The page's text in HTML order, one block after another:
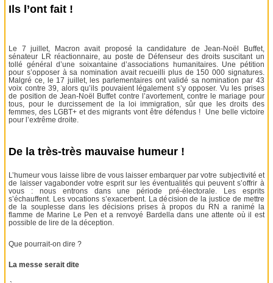
Ils l’ont fait !
Le 7 juillet, Macron avait proposé la candidature de Jean-Noël Buffet,
sénateur LR réactionnaire, au poste de Défenseur des droits suscitant un
tollé général d’une soixantaine d’associations humanitaires. Une pétition
pour s’opposer à sa nomination avait recueilli plus de 150 000 signatures.
Malgré ce, le 17 juillet, les parlementaires ont validé sa nomination par 43
voix contre 39, alors qu’ils pouvaient légalement s’y opposer. Vu les prises
de position de Jean-Noël Buffet contre l’avortement, contre le mariage pour
tous, pour le durcissement de la loi immigration, sûr que les droits des
femmes, des LGBT+ et des migrants vont être défendus ! Une belle victoire
pour l’extrême droite.
De la très-très mauvaise humeur !
L’humeur vous laisse libre de vous laisser embarquer par votre subjectivité et
de laisser vagabonder votre esprit sur les éventualités qui peuvent s’offrir à
vous : nous entrons dans une période pré-électorale. Les esprits
s’échauffent. Les vocations s’exacerbent. La décision de la justice de mettre
de la souplesse dans les décisions prises à propos du RN a ranimé la
flamme de Marine Le Pen et a renvoyé Bardella dans une attente où il est
possible de lire de la déception.
Que pourrait-on dire ?
La messe serait dite